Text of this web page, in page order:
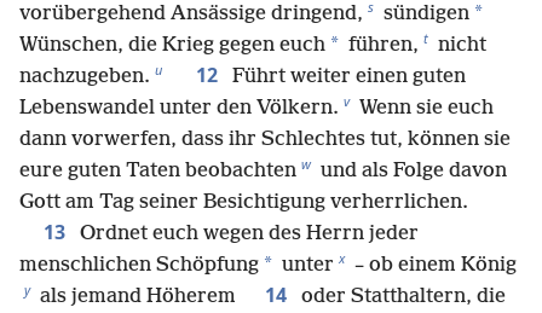
vorübergehend Ansässige dringend, s sündigen *
Wünschen, die Krieg gegen euch * führen, t nicht
nachzugeben. u 12
Führt weiter einen guten
Lebenswandel unter den Völkern. v Wenn sie euch
dann vorwerfen, dass ihr Schlechtes tut, können sie
eure guten Taten beobachten w und als Folge davon
Gott am Tag seiner Besichtigung verherrlichen.
13
Ordnet euch wegen des Herrn jeder
menschlichen Schöpfung * unter x – ob einem König
y als jemand Höherem 14
oder Statthaltern, die